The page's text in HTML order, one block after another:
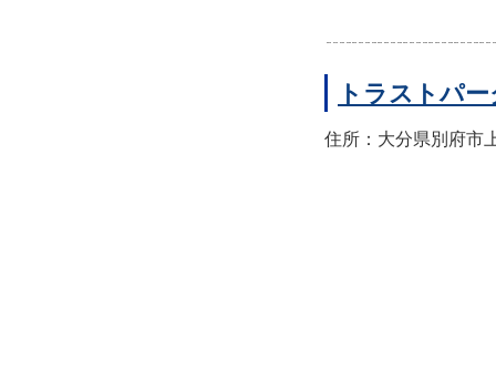
トラストパ
住所：大分県別府市